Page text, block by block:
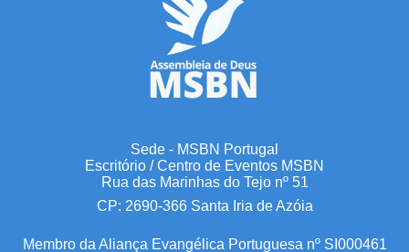
Sede - MSBN Portugal
Escritório / Centro de Eventos MSBN
Rua das Marinhas do Tejo nº 51
CP: 2690-366 Santa Iria de Azóia
Membro da Aliança Evangélica Portuguesa nº SI000461